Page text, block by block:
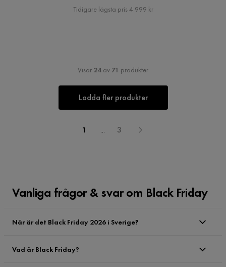
Pris
Tidigare lägsta pris 4 999 kr
Visar 24 av 71 produkter
Ladda fler produkter
1 ... 3
Vanliga frågor & svar om Black Friday
När är det Black Friday 2026 i Sverige?
Vad är Black Friday?